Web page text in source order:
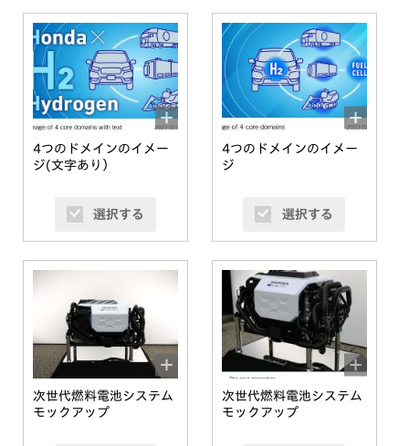
4つのドメインのイメー
ジ(文字あり）
選択する
4つのドメインのイメー
ジ
選択する
次世代燃料電池システム
モックアップ
次世代燃料電池システム
モックアップ